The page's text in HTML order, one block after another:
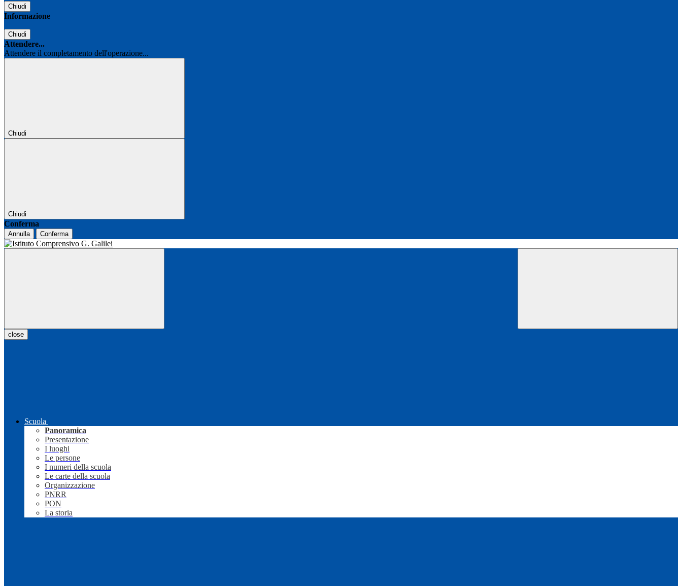
Chiudi
Informazione
Chiudi
Attendere...
Attendere il completamento dell'operazione...
Chiudi
Chiudi
Conferma
Annulla Conferma
close
Scuola
Panoramica
Presentazione
I luoghi
Le persone
I numeri della scuola
Le carte della scuola
Organizzazione
PNRR
PON
La storia